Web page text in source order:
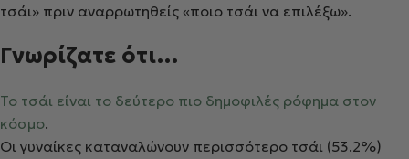
τσάι» πριν αναρρωτηθείς «ποιο τσάι να επιλέξω».
Γνωρίζατε ότι…
Το τσάι είναι το δεύτερο πιο δημοφιλές ρόφημα στον
κόσμο.
Οι γυναίκες καταναλώνουν περισσότερο τσάι (53.2%)